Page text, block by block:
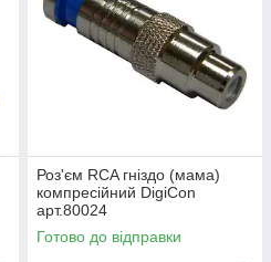
Роз'єм RCA гніздо (мама)
компресійний DigiCon
арт.80024
Готово до відправки